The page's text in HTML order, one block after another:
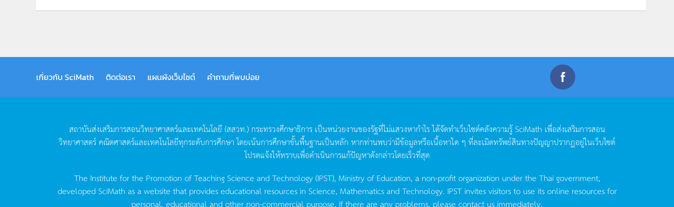
เกี่ยวกับ SciMath ติดต่อเรา แผนผังเว็บไซต์ คำถามที่พบบ่อย
สถาบันส่งเสริมการสอนวิทยาศาสตร์และเทคโนโลยี (สสวท.) กระทรวงศึกษาธิการ เป็นหน่วยงานของรัฐที่ไม่แสวงหากำไรได้จัดทำเว็บไซต์คลังความรู้SciMath เพื่อส่งเสริมการสอน
วิทยาศาสตร์คณิตศาสตร์และเทคโนโลยีทุกระดับการศึกษา โดยเน้นการศึกษาขั้นพื้นฐานเป็นหลัก หากท่านพบว่ามีข้อมูลหรือเนื้อหาใด ๆ ที่ละเมิดทรัพย์สินทางปัญญาปรากฏอยู่ในเว็บไซต์
โปรดแจ้งให้ทราบเพื่อดำเนินการแก้ปัญหาดังกล่าวโดยเร็วที่สุด
The Institute for the Promotion of Teaching Science and Technology (IPST), Ministry of Education, a non-profit organization under the Thai government,
developed SciMath as a website that provides educational resources in Science, Mathematics and Technology. IPST invites visitors to use its online resources for
personal, educational and other non-commercial purpose. If there are any problems, please contact us immediately.